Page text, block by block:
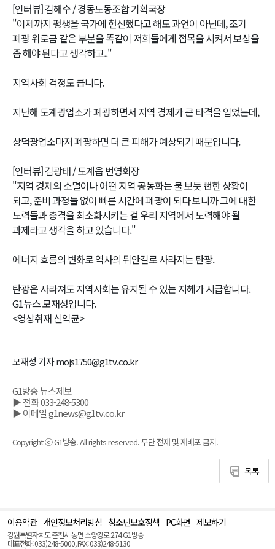
[인터뷰] 김해수 / 경동노동조합 기획국장
"이제까지 평생을 국가에 헌신했다고 해도 과언이 아닌데, 조기
폐광 위로금 같은 부분을 똑같이 저희들에게 접목을 시켜서 보상을
좀 해야 된다고 생각하고.."
지역사회 걱정도 큽니다.
지난해 도계광업소가 폐광하면서 지역 경제가 큰 타격을 입었는데,
상덕광업소마저 폐광하면 더 큰 피해가 예상되기 때문입니다.
[인터뷰] 김광태 / 도계읍 번영회장
"지역 경제의 소멸이나 어떤 지역 공동화는 불 보듯 뻔한 상황이
되고, 준비 과정들 없이 빠른 시간에 폐광이 되다 보니까 그에 대한
노력들과 충격을 최소화시키는 걸 우리 지역에서 노력해야 될
과제라고 생각을 하고 있습니다."
에너지 흐름의 변화로 역사의 뒤안길로 사라지는 탄광.
탄광은 사라져도 지역사회는 유지될 수 있는 지혜가 시급합니다.
G1뉴스 모재성입니다.
<영상취재 신익균>
모재성 기자 mojs1750@g1tv.co.kr
G1방송 뉴스제보
▶ 전화 033-248-5300
▶ 이메일 g1news@g1tv.co.kr
Copyright ⓒ G1방송. All rights reserved. 무단 전재 및 재배포 금지.
목록
이용약관 개인정보처리방침 청소년보호정책 PC화면 제보하기
강원특별자치도 춘천시 동면 소양강로 274 G1방송
대표전화: 033)248-5000, FAX: 033)248-5130